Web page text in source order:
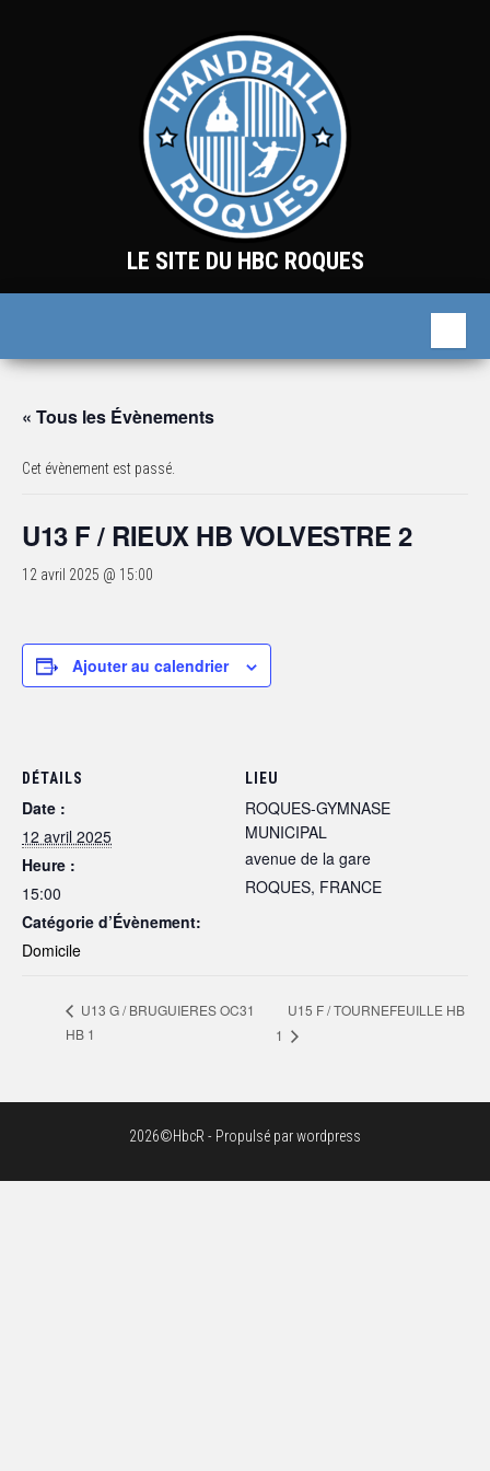
LE SITE DU HBC ROQUES
« Tous les Évènements
Cet évènement est passé.
U13 F / RIEUX HB VOLVESTRE 2
12 avril 2025 @ 15:00
Ajouter au calendrier
DÉTAILS
Date :
12 avril 2025
Heure :
15:00
Catégorie d’Évènement:
Domicile
LIEU
ROQUES-GYMNASE
MUNICIPAL
avenue de la gare
ROQUES, FRANCE
U13 G / BRUGUIERES OC31
HB 1
U15 F / TOURNEFEUILLE HB
1
2026©HbcR - Propulsé par wordpress